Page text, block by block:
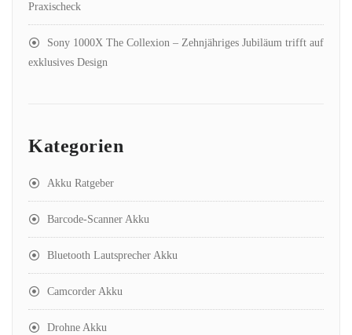
Praxischeck
Sony 1000X The Collexion – Zehnjähriges Jubiläum trifft auf
exklusives Design
Kategorien
Akku Ratgeber
Barcode-Scanner Akku
Bluetooth Lautsprecher Akku
Camcorder Akku
Drohne Akku